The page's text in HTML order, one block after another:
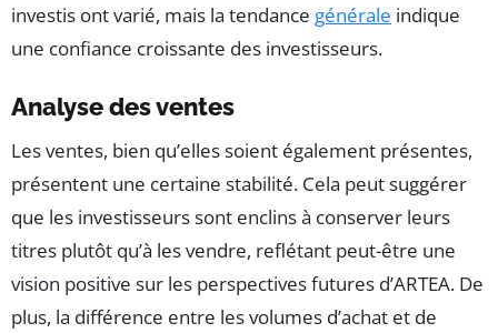
investis ont varié, mais la tendance générale indique
une confiance croissante des investisseurs.
Analyse des ventes
Les ventes, bien qu’elles soient également présentes,
présentent une certaine stabilité. Cela peut suggérer
que les investisseurs sont enclins à conserver leurs
titres plutôt qu’à les vendre, reflétant peut-être une
vision positive sur les perspectives futures d’ARTEA. De
plus, la différence entre les volumes d’achat et de